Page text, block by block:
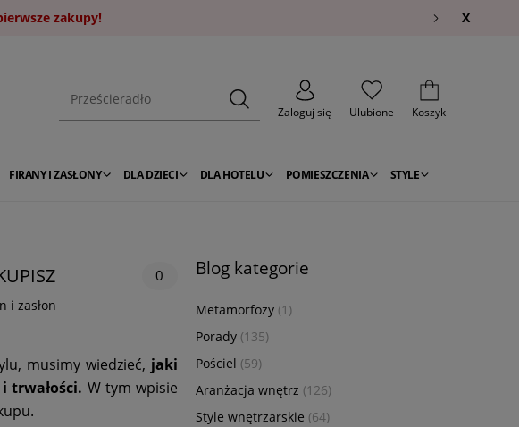
zakupy! X
Zaloguj się
Ulubione Koszyk
FIRANY I ZASŁONY DLA DZIECI DLA HOTELU POMIESZCZENIA STYLE
0
i zasłon
musimy wiedzieć, jaki
trwałości. W tym wpisie
Blog kategorie
Metamorfozy (1)
Porady (135)
Pościel (59)
Aranżacja wnętrz (126)
Style wnętrzarskie (64)